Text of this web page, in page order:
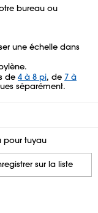
bureau ou
une échelle dans
de 4 à 8 pi, de 7 à
séparément.
pour tuyau
sur la liste